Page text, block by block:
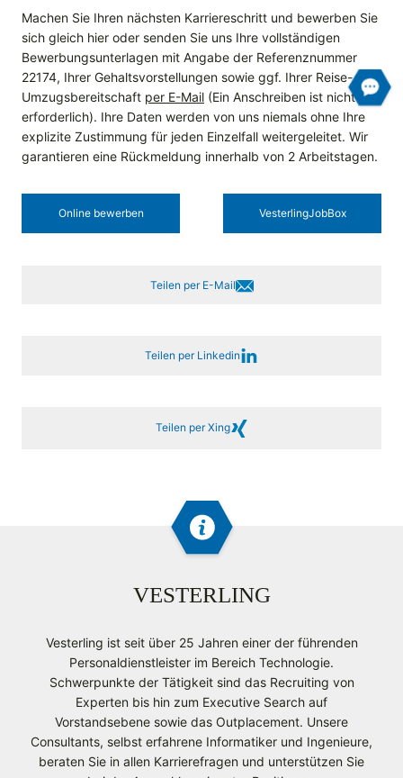
Machen Sie Ihren nächsten Karriereschritt und bewerben Sie
sich gleich hier oder senden Sie uns Ihre vollständigen
Bewerbungsunterlagen mit Angabe der Referenznummer
22174, Ihrer Gehaltsvorstellungen sowie ggf. Ihrer Reise- und
Umzugsbereitschaft per E-Mail (Ein Anschreiben ist nicht
erforderlich). Ihre Daten werden von uns niemals ohne Ihre
explizite Zustimmung für jeden Einzelfall weitergeleitet. Wir
garantieren eine Rückmeldung innerhalb von 2 Arbeitstagen.
Online bewerben Vesterling­JobBox
Teilen per E-Mail
Teilen per Linkedin
Teilen per Xing
VESTERLING
Vesterling ist seit über 25 Jahren einer der führenden
Personaldienstleister im Bereich Technologie.
Schwerpunkte der Tätigkeit sind das Recruiting von
Experten bis hin zum Executive Search auf
Vorstandsebene sowie das Outplacement. Unsere
Consultants, selbst erfahrene Informatiker und Ingenieure,
beraten Sie in allen Karrierefragen und unterstützen Sie